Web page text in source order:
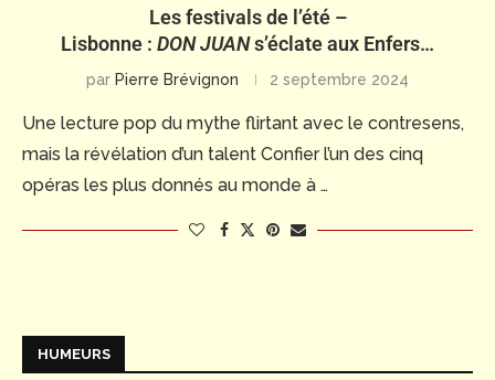
Les festivals de l’été –
Lisbonne : DON JUANs’éclate aux Enfers…
par Pierre Brévignon 2 septembre 2024
Une lecture pop du mythe flirtant avec le contresens,
mais la révélation d’un talent Confier l’un des cinq
opéras les plus donnés au monde à …
HUMEURS